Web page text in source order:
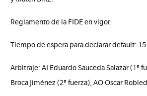
Reglamento de la FIDE en vigor.
Tiempo de espera para declarar default: 15
Arbitraje: AI Eduardo Sauceda Salazar (1ª
Broca Jiménez (2ª fuerza), AO Oscar